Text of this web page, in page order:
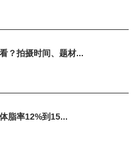
？拍摄时间、题材...
脂率12%到15...